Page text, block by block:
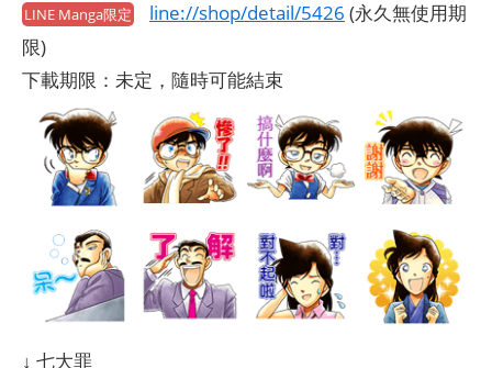
LINE Manga限定 line://shop/detail/5426 (永久無使用期
限)
下載期限：未定，隨時可能結束
↓ 七大罪